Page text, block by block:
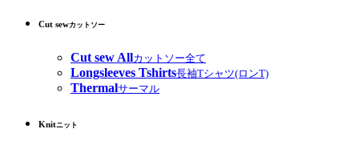
Cut sewカットソー
Cut sew Allカットソー全て
Longsleeves Tshirts長袖Tシャツ(ロンT)
Thermalサーマル
Knitニット